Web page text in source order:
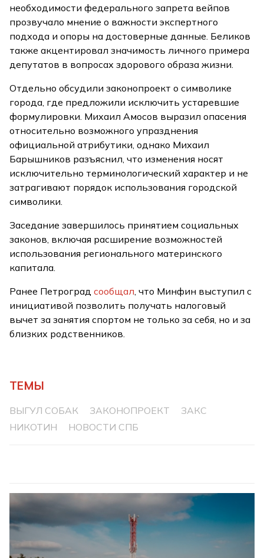
необходимости федерального запрета вейпов
прозвучало мнение о важности экспертного
подхода и опоры на достоверные данные. Беликов
также акцентировал значимость личного примера
депутатов в вопросах здорового образа жизни.
Отдельно обсудили законопроект о символике
города, где предложили исключить устаревшие
формулировки. Михаил Амосов выразил опасения
относительно возможного упразднения
официальной атрибутики, однако Михаил
Барышников разъяснил, что изменения носят
исключительно терминологический характер и не
затрагивают порядок использования городской
символики.
Заседание завершилось принятием социальных
законов, включая расширение возможностей
использования регионального материнского
капитала.
Ранее Петроградсообщал , что Минфин выступил с
инициативой позволить получать налоговый
вычет за занятия спортом не только за себя, но и за
близких родственников.
ТЕМЫ
ВЫГУЛ СОБАК ЗАКОНОПРОЕКТ
ЗАКС
НИКОТИН
НОВОСТИ СПБ